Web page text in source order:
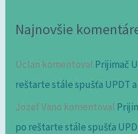
Najnovšie
Uclan komentoval Prijimač
reštarte stále spušťa UPDT
Jozef Vano komentoval
po reštarte stále spušťa